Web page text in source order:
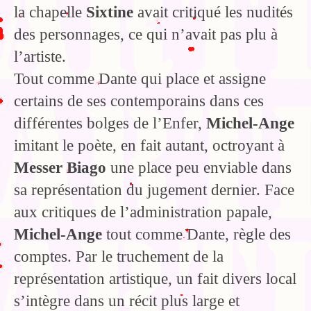
la chapelle Sixtine avait critiqué les nudités
des personnages, ce qui n’avait pas plu à
l’artiste.
Tout comme Dante qui place et assigne
certains de ses contemporains dans ces
différentes bolges de l’Enfer, Michel-Ange
imitant le poète, en fait autant, octroyant à
Messer Biago une place peu enviable dans
sa représentation du jugement dernier. Face
aux critiques de l’administration papale,
Michel-Ange tout comme Dante, règle des
comptes. Par le truchement de la
représentation artistique, un fait divers local
s’intègre dans un récit plus large et